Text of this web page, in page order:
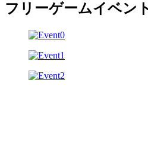
フリーゲームイベン